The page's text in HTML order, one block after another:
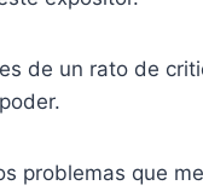
de un rato de
problemas que